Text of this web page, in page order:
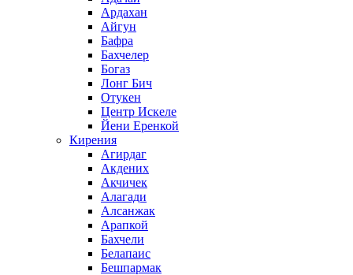
Ардахан
Айгун
Бафра
Бахчелер
Богаз
Лонг Бич
Отукен
Центр Искеле
Йени Еренкой
Кирения
Агирдаг
Акдених
Акчичек
Алагади
Алсанжак
Арапкой
Бахчели
Белапаис
Бешпармак